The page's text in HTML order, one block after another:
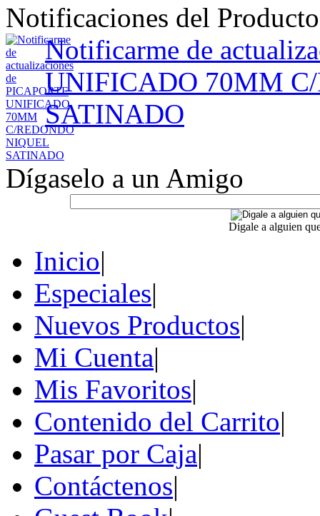
Notificaciones del Producto
Notificarme de
UNIFICADO 70MM
SATINADO
Dígaselo a un Amigo
Digale a alguien
Inicio|
Especiales|
Nuevos Productos|
Mi Cuenta|
Mis Favoritos|
Contenido del Carrito|
Pasar por Caja|
Contáctenos|